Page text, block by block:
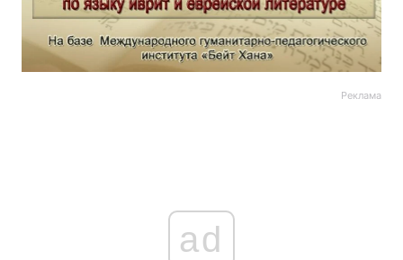
Реклама
ad